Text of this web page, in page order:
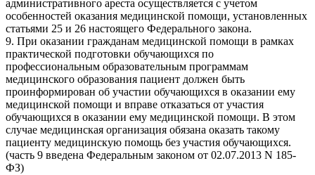
административного ареста осуществляется с учетом
особенностей оказания медицинской помощи, установленных
статьями 25 и 26 настоящего Федерального закона.
9. При оказании гражданам медицинской помощи в рамках
практической подготовки обучающихся по
профессиональным образовательным программам
медицинского образования пациент должен быть
проинформирован об участии обучающихся в оказании ему
медицинской помощи и вправе отказаться от участия
обучающихся в оказании ему медицинской помощи. В этом
случае медицинская организация обязана оказать такому
пациенту медицинскую помощь без участия обучающихся.
(часть 9 введена Федеральным законом от 02.07.2013 N 185-
ФЗ)